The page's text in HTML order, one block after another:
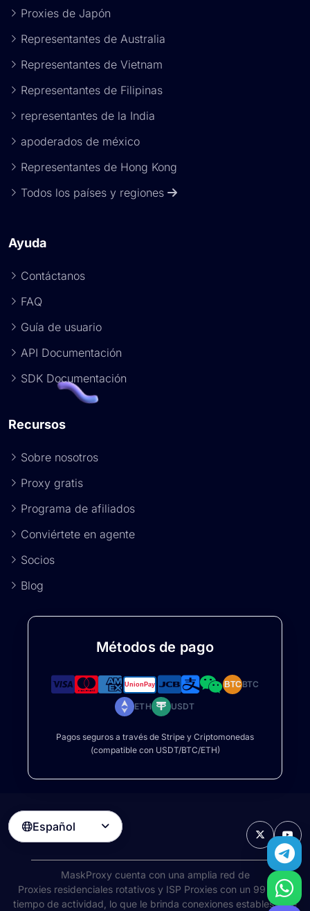
Proxies de Japón
Representantes de Australia
Representantes de Vietnam
Representantes de Filipinas
representantes de la India
apoderados de méxico
Representantes de Hong Kong
Todos los países y regiones
Ayuda
Contáctanos
FAQ
Guía de usuario
API Documentación
SDK Documentación
Recursos
Sobre nosotros
Proxy gratis
Programa de afiliados
Conviértete en agente
Socios
Blog
Métodos de pago
BTCBTC
ETH USDT
Pagos seguros a través de Stripe y Criptomonedas
(compatible con USDT/BTC/ETH)
Español 
MaskProxy cuenta con una amplia red de
Proxies residenciales rotativosy ISP Proxies con un 99 % de
tiempo de actividad, lo que le brinda conexiones estables y de